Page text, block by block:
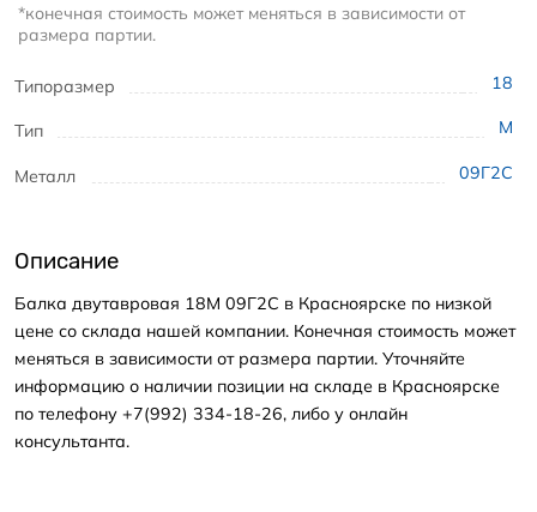
Типоразмер 18
Тип М
Металл 09Г2С
*конечная стоимость может меняться в зависимости от
размера партии.
Описание
Балка двутавровая 18М 09Г2С в Красноярске по низкой
цене со склада нашей компании. Конечная стоимость может
меняться в зависимости от размера партии. Уточняйте
информацию о наличии позиции на складе в Красноярске
по телефону +7(992) 334-18-26, либо у онлайн
консультанта.